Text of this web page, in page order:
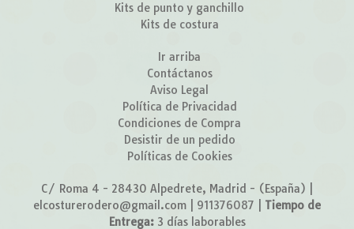
Kits de punto y ganchillo
Kits de costura
Ir arriba
Contáctanos
Aviso Legal
Política de Privacidad
Condiciones de Compra
Desistir de un pedido
Políticas de Cookies
C/ Roma 4 - 28430 Alpedrete, Madrid - (España) |
elcosturerodero@gmail.com | 911376087
Tiempo de
Entrega: 3 días laborables